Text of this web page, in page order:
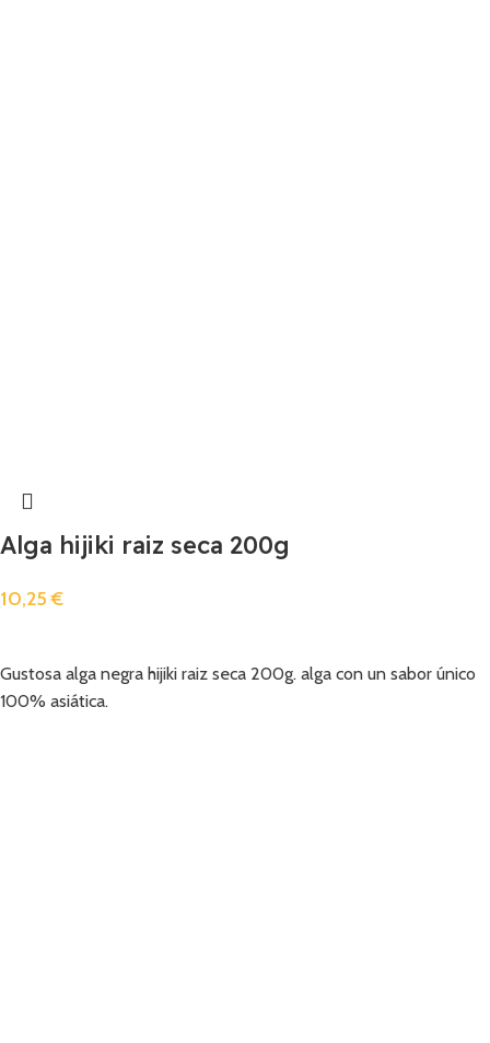
Alga hijiki raiz seca 200g
10,25€
Gustosa alga negra hijiki raiz seca 200g. alga con un sabor único
100% asiática.